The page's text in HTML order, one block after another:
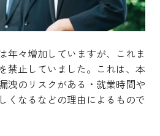
年々増加していますが、これま
禁止していました。これは、本
洩のリスクがある・就業時間や
くなるなどの理由によるもので